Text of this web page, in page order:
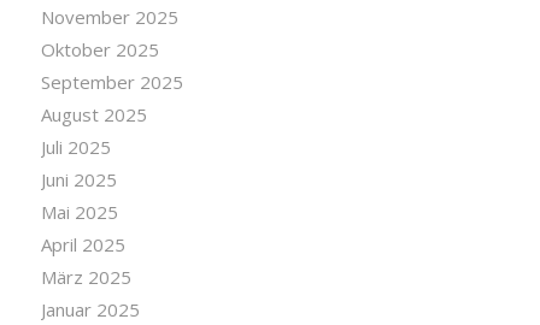
November 2025
Oktober 2025
September 2025
August 2025
Juli 2025
Juni 2025
Mai 2025
April 2025
März 2025
Januar 2025